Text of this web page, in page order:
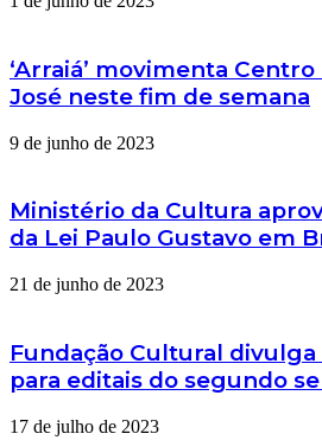
‘Arraiá’ movimenta
José neste fim de semana
9 de junho de 2023
Ministério da Cultura
da Lei Paulo Gustavo em
21 de junho de 2023
Fundação Cultural
para editais do segundo
17 de julho de 2023